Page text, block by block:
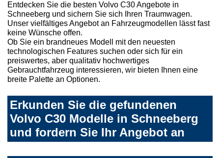
Entdecken Sie die besten Volvo C30 Angebote in
Schneeberg und sichern Sie sich Ihren Traumwagen.
Unser vielfältiges Angebot an Fahrzeugmodellen lässt fast
keine Wünsche offen.
Ob Sie ein brandneues Modell mit den neuesten
technologischen Features suchen oder sich für ein
preiswertes, aber qualitativ hochwertiges
Gebrauchtfahrzeug interessieren, wir bieten Ihnen eine
breite Palette an Optionen.
Erkunden Sie die gefundenen
Volvo C30 Modelle in Schneeberg
und fordern Sie Ihr Angebot an